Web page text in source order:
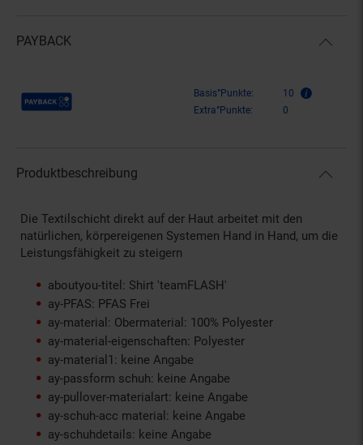
PAYBACK
Payback Punkte Basis°Punkte:
10
Extra°Punkte:
0
Produktbeschreibung
Die Textilschicht direkt auf der Haut arbeitet mit den
natürlichen, körpereigenen Systemen Hand in Hand, um die
Leistungsfähigkeit zu steigern
aboutyou-titel: Shirt 'teamFLASH'
ay-PFAS: PFAS Frei
ay-material: Obermaterial: 100% Polyester
ay-material-eigenschaften: Polyester
ay-material1: keine Angabe
ay-passform schuh: keine Angabe
ay-pullover-materialart: keine Angabe
ay-schuh-acc material: keine Angabe
ay-schuhdetails: keine Angabe